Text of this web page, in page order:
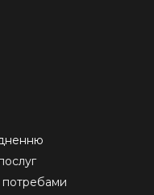
потребами